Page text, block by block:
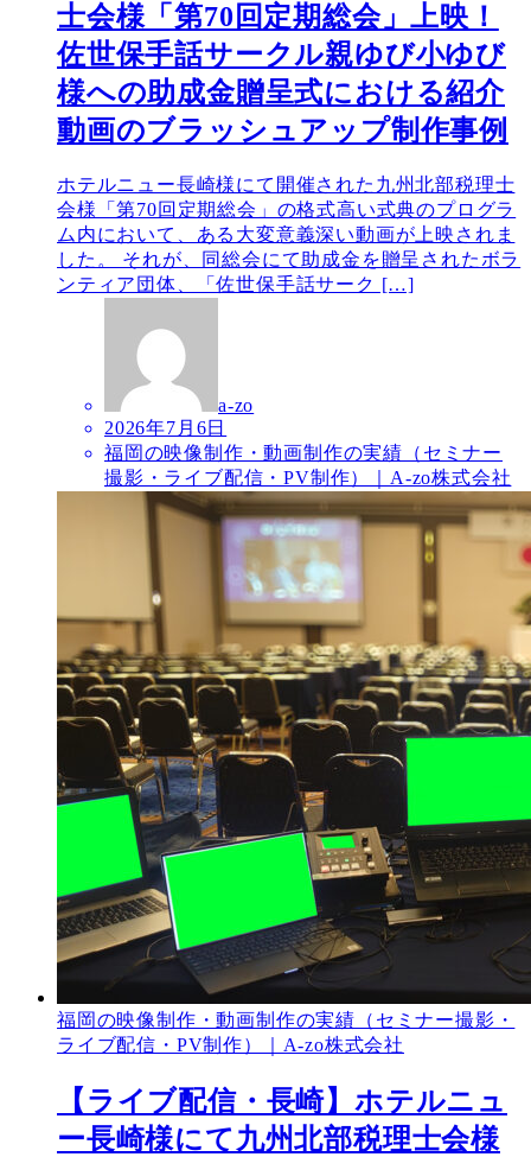
士会様「第70回定期総会」上映！
佐世保手話サークル親ゆび小ゆび
様への助成金贈呈式における紹介
動画のブラッシュアップ制作事例
ホテルニュー長崎様にて開催された九州北部税理士
会様「第70回定期総会」の格式高い式典のプログラ
ム内において、ある大変意義深い動画が上映されま
した。 それが、同総会にて助成金を贈呈されたボラ
ンティア団体、「佐世保手話サーク […]
a-zo
2026年7月6日
福岡の映像制作・動画制作の実績（セミナー
撮影・ライブ配信・PV制作）｜A-zo株式会社
福岡の映像制作・動画制作の実績（セミナー撮影・
ライブ配信・PV制作）｜A-zo株式会社
【ライブ配信・長崎】ホテルニュ
ー長崎様にて九州北部税理士会様